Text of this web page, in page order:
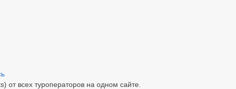
всех туроператоров на одном сайте.